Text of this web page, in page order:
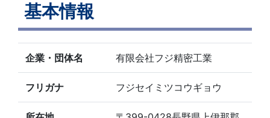
基本情報
企業・団体名 有限会社フジ精密工業
フリガナ フジセイミツコウギョウ